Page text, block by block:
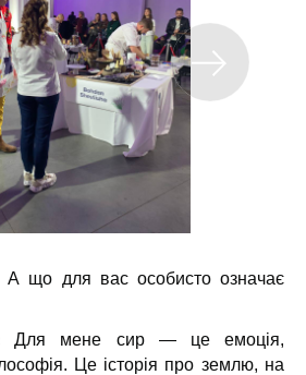
А що для вас особисто означає
Для мене сир — це емоція,
Це історія про землю, на